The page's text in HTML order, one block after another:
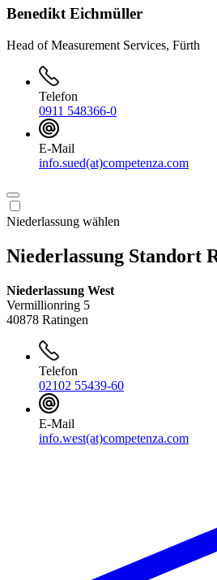
Benedikt Eichmüller
Head of Measurement Services, Fürth
Telefon
0911 548366-0
E-Mail
info.sued(at)competenza.com
Niederlassung wählen
Niederlassung Standort
Niederlassung West
Vermillionring 5
40878 Ratingen
Telefon
02102 55439-60
E-Mail
info.west(at)competenza.com